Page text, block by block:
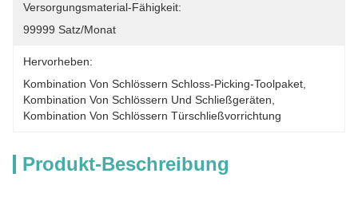
Versorgungsmaterial-Fähigkeit:
99999 Satz/Monat
Hervorheben:
Kombination Von Schlössern Schloss-Picking-Toolpaket
Kombination Von Schlössern Und Schließgeräten
Kombination Von Schlössern Türschließvorrichtung
Produkt-Beschreibung